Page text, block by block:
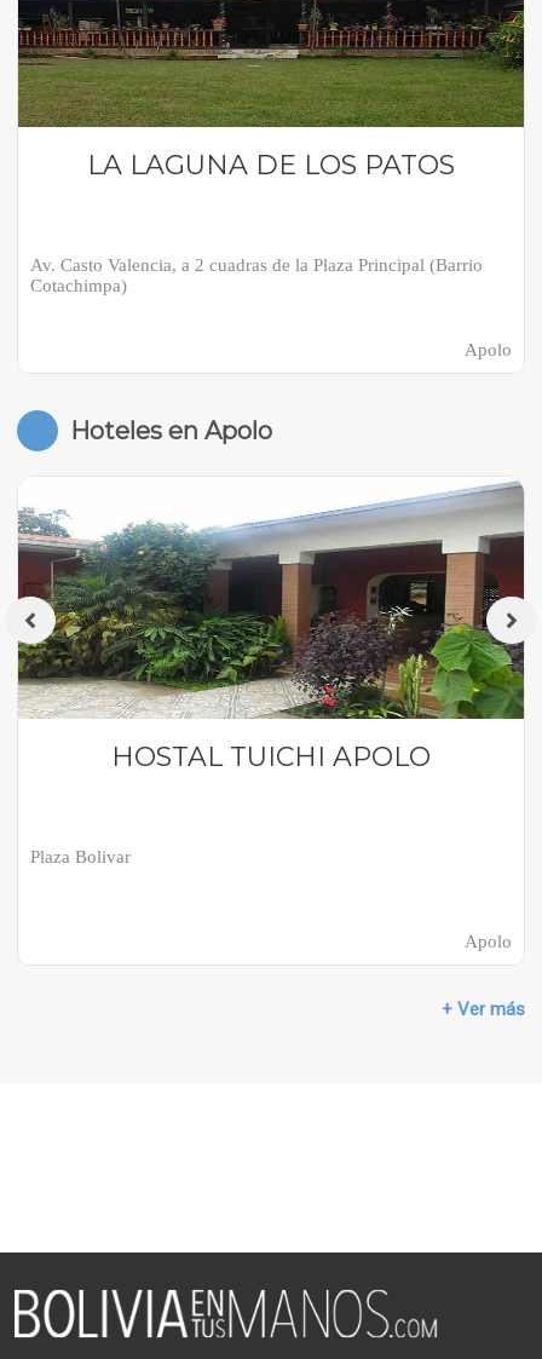
LA LAGUNA DE LOS PATOS
Av. Casto Valencia, a 2 cuadras de la Plaza Principal (Barrio
Cotachimpa)
Apolo
Hoteles en Apolo
HOSTAL TUICHI APOLO
Plaza Bolivar
Apolo
+ Ver más